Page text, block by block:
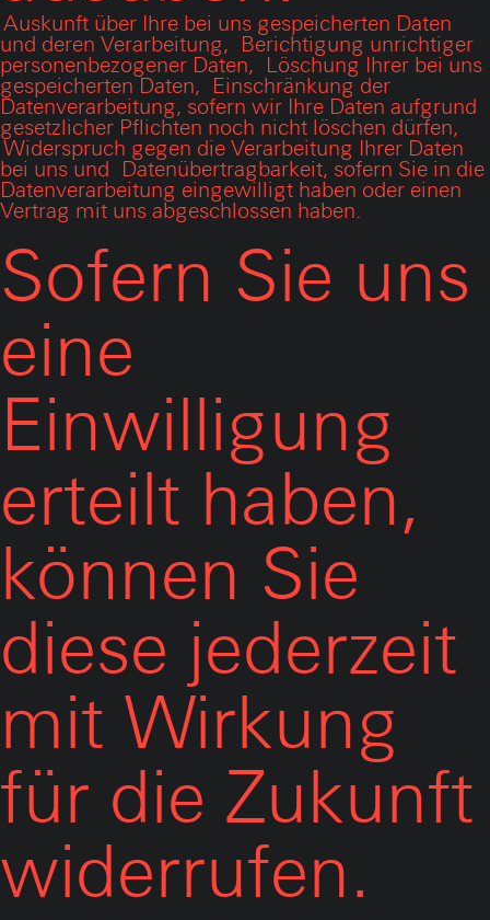
Auskunft über Ihre bei uns gespeicherten Daten
und deren Verarbeitung, Berichtigung unrichtiger
personenbezogener Daten, Löschung Ihrer bei uns
gespeicherten Daten, Einschränkung der
Datenverarbeitung, sofern wir Ihre Daten aufgrund
gesetzlicher Pflichten noch nicht löschen dürfen,
Widerspruch gegen die Verarbeitung Ihrer Daten
bei uns und Datenübertragbarkeit, sofern Sie in die
Datenverarbeitung eingewilligt haben oder einen
Vertrag mit uns abgeschlossen haben.
Sofern Sie uns
eine
Einwilligung
erteilt haben,
können Sie
diese jederzeit
mit Wirkung
für die Zukunft
widerrufen.